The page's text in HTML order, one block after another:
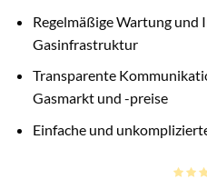
Regelmäßige Wartung und
Gasinfrastruktur
Transparente
Gasmarkt und -preise
Einfache und